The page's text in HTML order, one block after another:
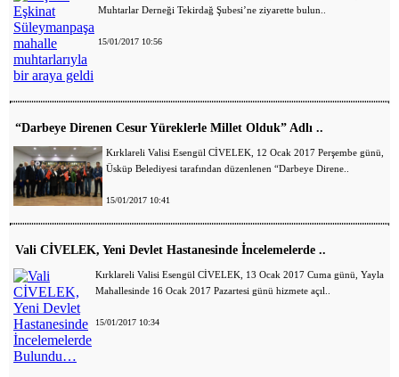
Muhtarlar Derneği Tekirdağ Şubesi’ne ziyarette bulun..
15/01/2017 10:56
“Darbeye Direnen Cesur Yüreklerle Millet Olduk” Adlı ..
Kırklareli Valisi Esengül CİVELEK, 12 Ocak 2017 Perşembe günü,
Üsküp Belediyesi tarafından düzenlenen “Darbeye Direne..
15/01/2017 10:41
Vali CİVELEK, Yeni Devlet Hastanesinde İncelemelerde ..
Kırklareli Valisi Esengül CİVELEK, 13 Ocak 2017 Cuma günü, Yayla
Mahallesinde 16 Ocak 2017 Pazartesi günü hizmete açıl..
15/01/2017 10:34